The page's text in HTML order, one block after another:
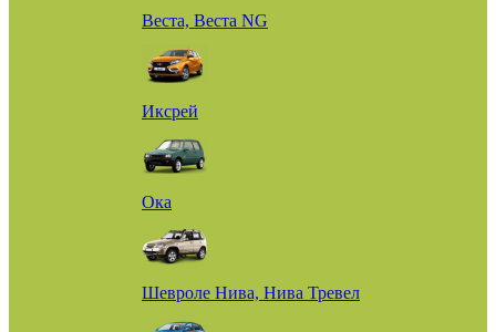
Веста, Веста NG
Иксрей
Ока
Шевроле Нива, Нива Тревел